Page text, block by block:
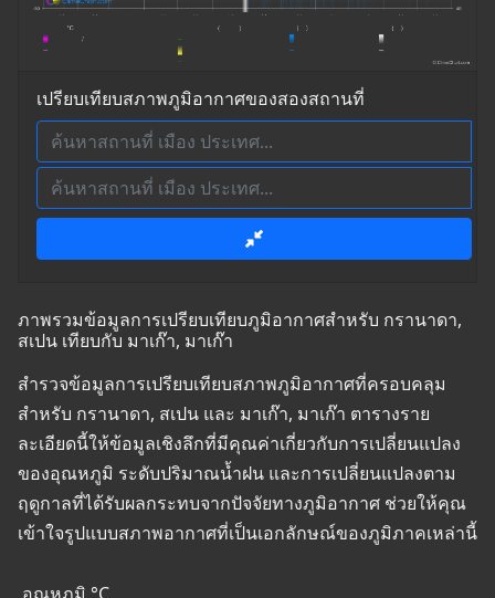
เปรียบเทียบสภาพภูมิอากาศของสองสถานที่
ภาพรวมข้อมูลการเปรียบเทียบภูมิอากาศสำหรับ กรานาดา,
สเปน เทียบกับ มาเก๊า, มาเก๊า
สำรวจข้อมูลการเปรียบเทียบสภาพภูมิอากาศที่ครอบคลุม
สำหรับ กรานาดา, สเปน และ มาเก๊า, มาเก๊า ตารางราย
ละเอียดนี้ให้ข้อมูลเชิงลึกที่มีคุณค่าเกี่ยวกับการเปลี่ยนแปลง
ของอุณหภูมิ ระดับปริมาณน้ำฝน และการเปลี่ยนแปลงตาม
ฤดูกาลที่ได้รับผลกระทบจากปัจจัยทางภูมิอากาศ ช่วยให้คุณ
เข้าใจรูปแบบสภาพอากาศที่เป็นเอกลักษณ์ของภูมิภาคเหล่านี้